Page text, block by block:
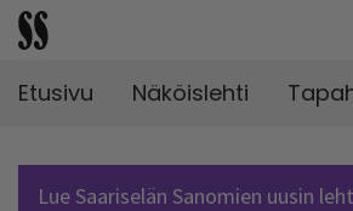
Etusivu Näköislehti
Lue Saariselän Sanomien uusin